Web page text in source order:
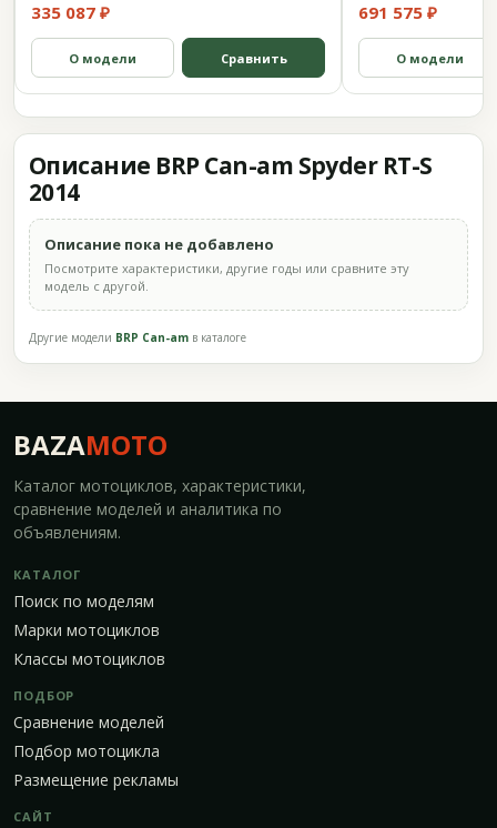
335 087 ₽
О модели Сравнить
691 575 ₽
О модели
Описание BRP Can-am Spyder RT-S
2014
Описание пока не добавлено
Посмотрите характеристики, другие годы или сравните эту
модель с другой.
Другие модели BRP Can-am в каталоге
BAZAMOTO
Каталог мотоциклов, характеристики,
сравнение моделей и аналитика по
объявлениям.
КАТАЛОГ
Поиск по моделям
Марки мотоциклов
Классы мотоциклов
ПОДБОР
Сравнение моделей
Подбор мотоцикла
Размещение рекламы
САЙТ